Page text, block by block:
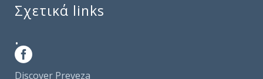
Σχετικά links
.
Discover Preveza